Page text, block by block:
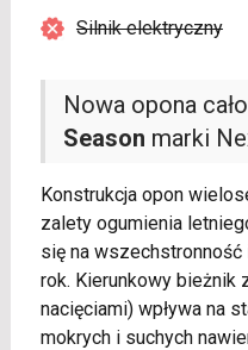
Nowa opona
Season marki
Konstrukcja opon
zalety ogumienia
się na
rok. Kierunkowy bieżnik
nacięciami) wpływa na
mokrych i suchych
Silnik elektryczny